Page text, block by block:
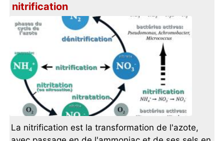
nitrification
La nitrification est la transformation de l'azote,